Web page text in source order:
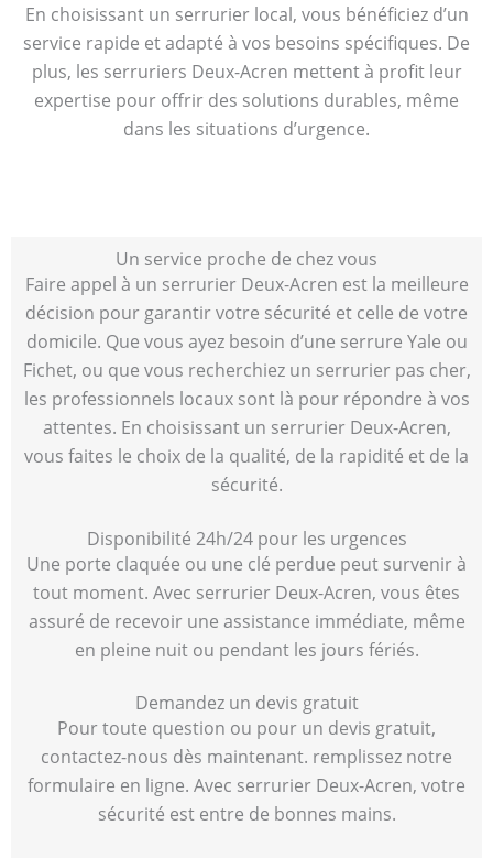
En choisissant un serrurier local, vous bénéficiez d’un
service rapide et adapté à vos besoins spécifiques. De
plus, les serruriers Deux-Acren mettent à profit leur
expertise pour offrir des solutions durables, même
dans les situations d’urgence.
Un service proche de chez vous
Faire appel à un serrurier Deux-Acren est la meilleure
décision pour garantir votre sécurité et celle de votre
domicile. Que vous ayez besoin d’une serrure Yale ou
Fichet, ou que vous recherchiez un serrurier pas cher,
les professionnels locaux sont là pour répondre à vos
attentes. En choisissant un serrurier Deux-Acren,
vous faites le choix de la qualité, de la rapidité et de la
sécurité.
Disponibilité 24h/24 pour les urgences
Une porte claquée ou une clé perdue peut survenir à
tout moment. Avec serrurier Deux-Acren, vous êtes
assuré de recevoir une assistance immédiate, même
en pleine nuit ou pendant les jours fériés.
Demandez un devis gratuit
Pour toute question ou pour un devis gratuit,
contactez-nous dès maintenant. remplissez notre
formulaire en ligne. Avec serrurier Deux-Acren, votre
sécurité est entre de bonnes mains.